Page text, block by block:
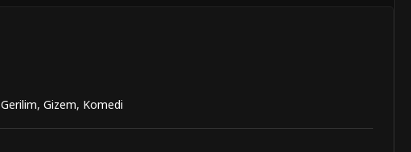
Gerilim, Gizem, Komedi